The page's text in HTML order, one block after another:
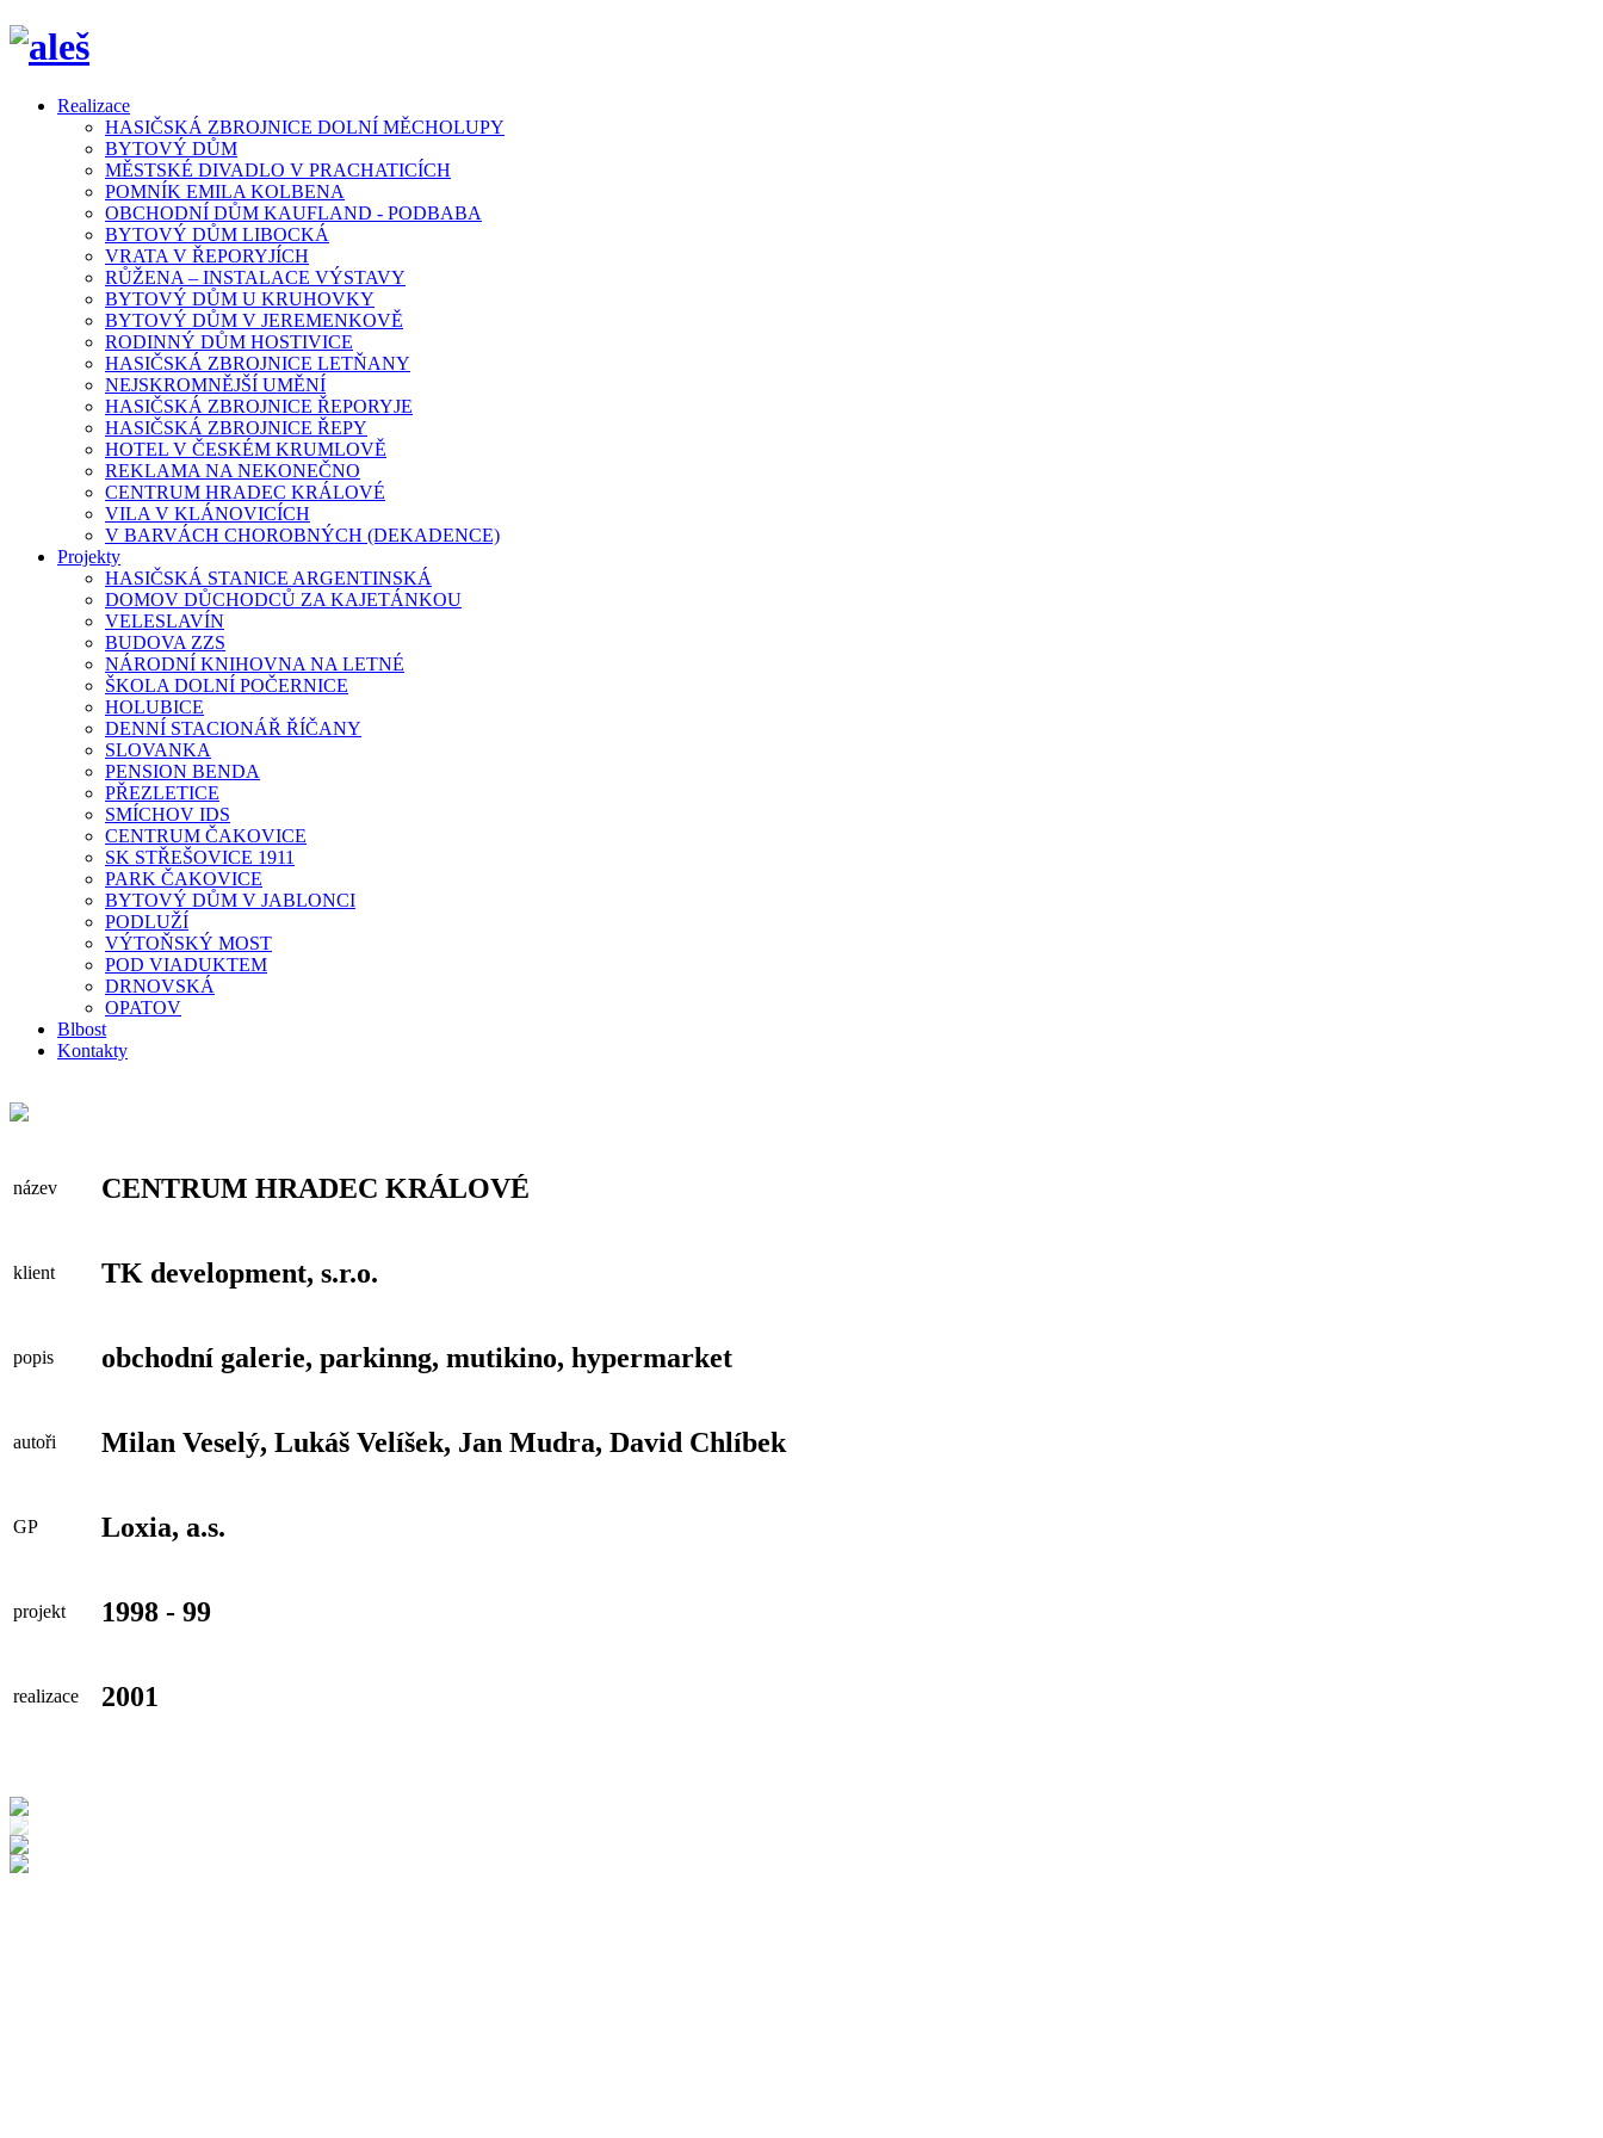
Realizace
HASIČSKÁ ZBROJNICE DOLNÍ MĚCHOLUPY
BYTOVÝ DŮM
MĚSTSKÉ DIVADLO V PRACHATICÍCH
POMNÍK EMILA KOLBENA
OBCHODNÍ DŮM KAUFLAND - PODBABA
BYTOVÝ DŮM LIBOCKÁ
VRATA V ŘEPORYJÍCH
RŮŽENA – INSTALACE VÝSTAVY
BYTOVÝ DŮM U KRUHOVKY
BYTOVÝ DŮM V JEREMENKOVĚ
RODINNÝ DŮM HOSTIVICE
HASIČSKÁ ZBROJNICE LETŇANY
NEJSKROMNĚJŠÍ UMĚNÍ
HASIČSKÁ ZBROJNICE ŘEPORYJE
HASIČSKÁ ZBROJNICE ŘEPY
HOTEL V ČESKÉM KRUMLOVĚ
REKLAMA NA NEKONEČNO
CENTRUM HRADEC KRÁLOVÉ
VILA V KLÁNOVICÍCH
V BARVÁCH CHOROBNÝCH (DEKADENCE)
Projekty
HASIČSKÁ STANICE ARGENTINSKÁ
DOMOV DŮCHODCŮ ZA KAJETÁNKOU
VELESLAVÍN
BUDOVA ZZS
NÁRODNÍ KNIHOVNA NA LETNÉ
ŠKOLA DOLNÍ POČERNICE
HOLUBICE
DENNÍ STACIONÁŘ ŘÍČANY
SLOVANKA
PENSION BENDA
PŘEZLETICE
SMÍCHOV IDS
CENTRUM ČAKOVICE
SK STŘEŠOVICE 1911
PARK ČAKOVICE
BYTOVÝ DŮM V JABLONCI
PODLUŽÍ
VÝTOŇSKÝ MOST
POD VIADUKTEM
DRNOVSKÁ
OPATOV
Blbost
Kontakty
název CENTRUM HRADEC KRÁLOVÉ
klient TK development, s.r.o.
popis obchodní galerie, parkinng, mutikino, hypermarket
autoři Milan Veselý, Lukáš Velíšek, Jan Mudra, David Chlíbek
GP Loxia, a.s.
projekt 1998 - 99
realizace 2001